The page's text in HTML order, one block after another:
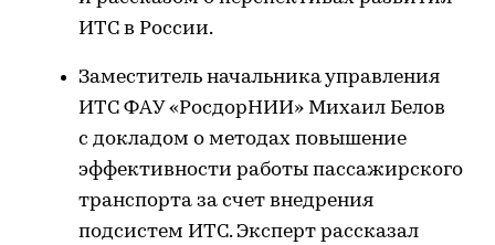
ИТС в России.
Заместитель начальника управления
ИТС ФАУ «РосдорНИИ» Михаил Белов
с докладом о методах повышение
эффективности работы пассажирского
транспорта за счет внедрения
подсистем ИТС. Эксперт рассказал